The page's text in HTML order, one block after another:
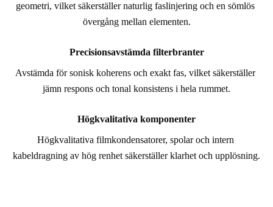
geometri, vilket säkerställer naturlig faslinjering och en sömlös
övergång mellan elementen.
Precisionsavstämda filterbranter
Avstämda för sonisk koherens och exakt fas, vilket säkerställer
jämn respons och tonal konsistens i hela rummet.
Högkvalitativa komponenter
Högkvalitativa filmkondensatorer, spolar och intern
kabeldragning av hög renhet säkerställer klarhet och upplösning.